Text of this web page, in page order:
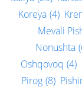
Koreya (4)
Mevali
Nonushta
Oshqovoq (4)
Pirog (8)